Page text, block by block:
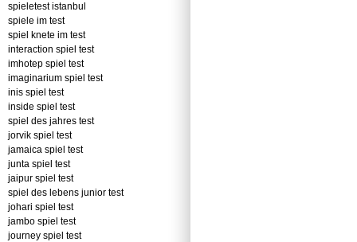
spieletest istanbul
spiele im test
spiel knete im test
interaction spiel test
imhotep spiel test
imaginarium spiel test
inis spiel test
inside spiel test
spiel des jahres test
jorvik spiel test
jamaica spiel test
junta spiel test
jaipur spiel test
spiel des lebens junior test
johari spiel test
jambo spiel test
journey spiel test